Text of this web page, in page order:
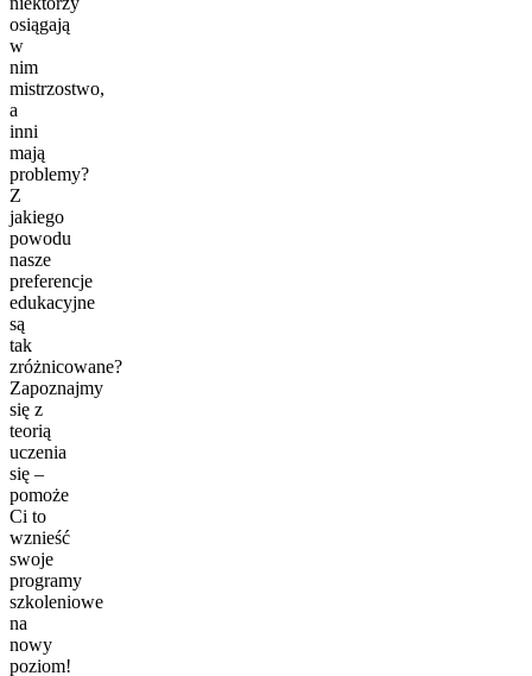
osiągają
w
nim
mistrzostwo,
a
inni
mają
problemy?
Z
jakiego
powodu
nasze
preferencje
edukacyjne
są
tak
zróżnicowane?
Zapoznajmy
się z
teorią
uczenia
się –
pomoże
Ci to
wznieść
swoje
programy
szkoleniowe
na
nowy
poziom!